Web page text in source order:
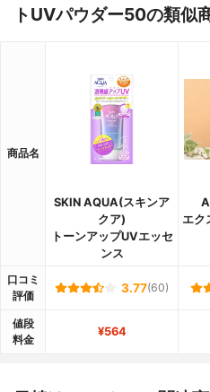
トUVパウダー50の類似
商品名
SKIN AQUA(スキンア
クア)
トーンアップUVエッセ
ンス
エク
口コミ
評価
3.77(60)
値段
料金
¥564